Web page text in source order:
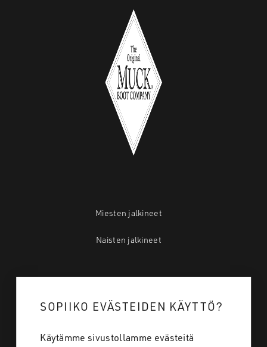
Miesten jalkineet
Naisten jalkineet
Tietoa meistä
Töihin meille
SOPIIKO EVÄSTEIDEN KÄYTTÖ?
Käytämme sivustollamme evästeitä